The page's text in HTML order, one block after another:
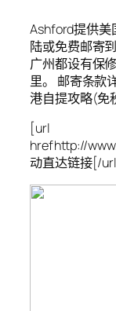
Ashford提供美
陆或免费邮寄
广州都设有保
里。 邮寄条款
港自提攻略(免
[url
hrefhttp://
动直达链接[/